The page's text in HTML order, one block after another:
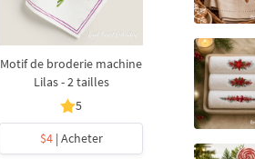
Motif de broderie machine
Lilas - 2 tailles
5
$4| Acheter